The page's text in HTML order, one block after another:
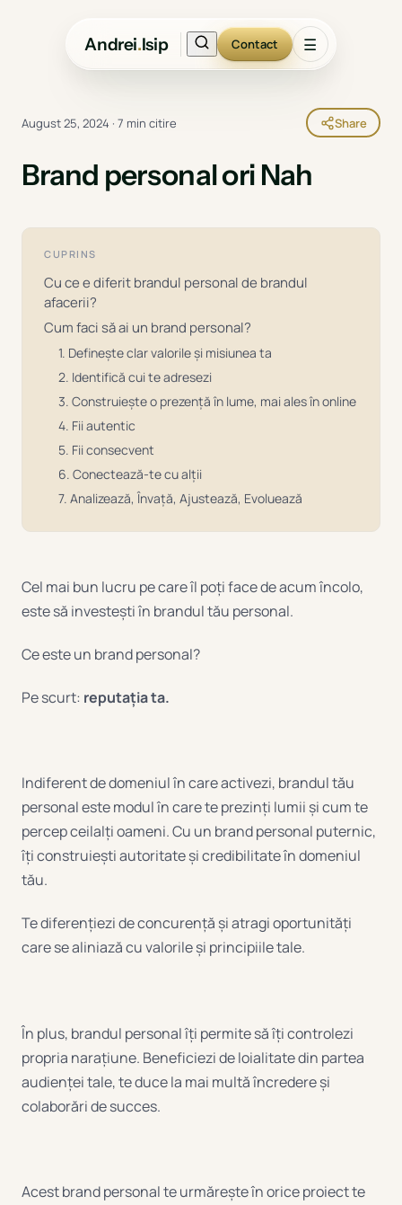
Andrei.Isip Contact ☰
August 25, 2024 · 7 min citire Share
Brand personal ori Nah
CUPRINS
Cu ce e diferit brandul personal de brandul
afacerii?
Cum faci să ai un brand personal?
1. Definește clar valorile și misiunea ta
2. Identifică cui te adresezi
3. Construiește o prezență în lume, mai ales în online
4. Fii autentic
5. Fii consecvent
6. Conectează-te cu alții
7. Analizează, Învață, Ajustează, Evoluează
Cel mai bun lucru pe care îl poți face de acum încolo,
este să investești în brandul tău personal.
Ce este un brand personal?
Pe scurt: reputația ta.
Indiferent de domeniul în care activezi, brandul tău
personal este modul în care te prezinți lumii și cum te
percep ceilalți oameni. Cu un brand personal puternic,
îți construiești autoritate și credibilitate în domeniul
tău.
Te diferențiezi de concurență și atragi oportunități
care se aliniază cu valorile și principiile tale.
În plus, brandul personal îți permite să îți controlezi
propria narațiune. Beneficiezi de loialitate din partea
audienței tale, te duce la mai multă încredere și
colaborări de succes.
Acest brand personal te urmărește în orice proiect te